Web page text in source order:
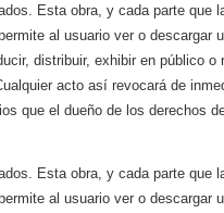
Esta obra, y cada parte que
al usuario ver o descargar
distribuir, exhibir en público
acto así revocará de
que el dueño de los derechos
Esta obra, y cada parte que
al usuario ver o descargar